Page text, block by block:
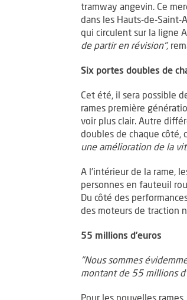
tramway angevin. Ce
dans les Hauts-de-
qui circulent sur la ligne
de partir en révision",
Six portes doubles de
Cet été, il sera possible
rames première
voir plus clair. Autre
doubles de chaque côté,
une amélioration de la
A l’intérieur de la rame,
personnes en fauteuil
Du côté des
des moteurs de traction
55 millions d’euros
"Nous sommes
montant de 55 millions
Pour les nouvelles